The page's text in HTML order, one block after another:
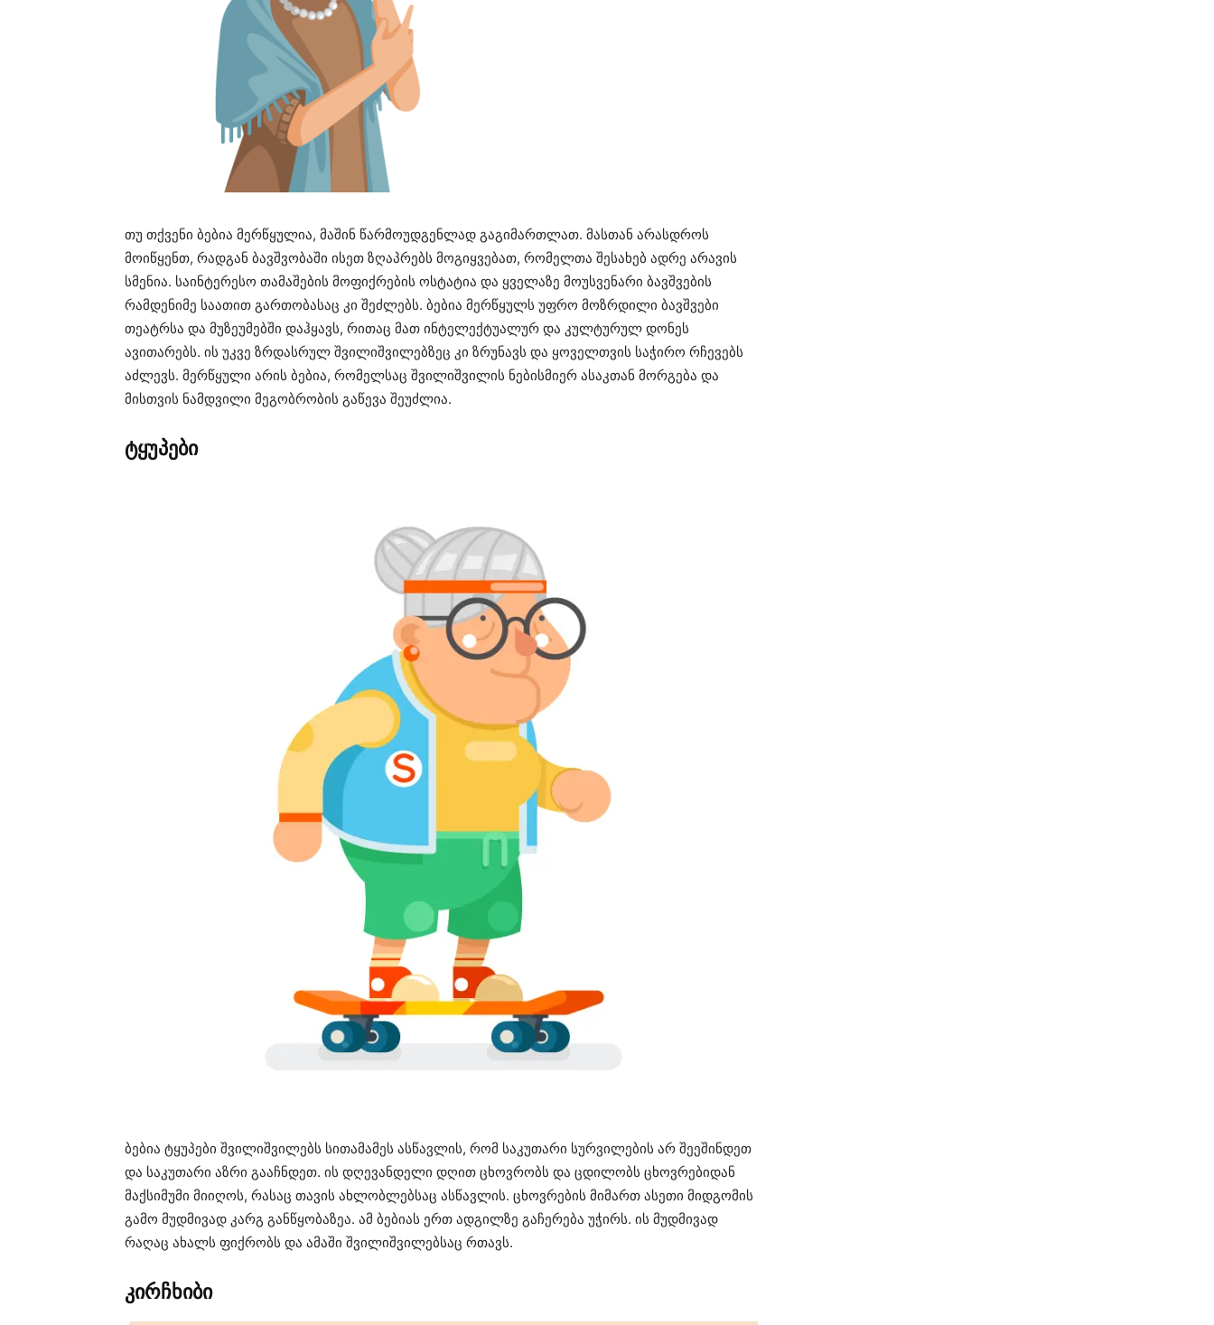
თუ თქვენი ბებია მერწყულია, მაშინ წარმოუდგენლად გაგიმართლათ. მასთან არასდროს
მოიწყენთ, რადგან ბავშვობაში ისეთ ზღაპრებს მოგიყვებათ, რომელთა შესახებ ადრე არავის
სმენია. საინტერესო თამაშების მოფიქრების ოსტატია და ყველაზე მოუსვენარი ბავშვების
რამდენიმე საათით გართობასაც კი შეძლებს. ბებია მერწყულს უფრო მოზრდილი ბავშვები
თეატრსა და მუზეუმებში დაჰყავს, რითაც მათ ინტელექტუალურ და კულტურულ დონეს
ავითარებს. ის უკვე ზრდასრულ შვილიშვილებზეც კი ზრუნავს და ყოველთვის საჭირო რჩევებს
აძლევს. მერწყული არის ბებია, რომელსაც შვილიშვილის ნებისმიერ ასაკთან მორგება და
მისთვის ნამდვილი მეგობრობის გაწევა შეუძლია.
ტყუპები
ბებია ტყუპები შვილიშვილებს სითამამეს ასწავლის, რომ საკუთარი სურვილების არ შეეშინდეთ
და საკუთარი აზრი გააჩნდეთ. ის დღევანდელი დღით ცხოვრობს და ცდილობს ცხოვრებიდან
მაქსიმუმი მიიღოს, რასაც თავის ახლობლებსაც ასწავლის. ცხოვრების მიმართ ასეთი მიდგომის
გამო მუდმივად კარგ განწყობაზეა. ამ ბებიას ერთ ადგილზე გაჩერება უჭირს. ის მუდმივად
რაღაც ახალს ფიქრობს და ამაში შვილიშვილებსაც რთავს.
კირჩხიბი